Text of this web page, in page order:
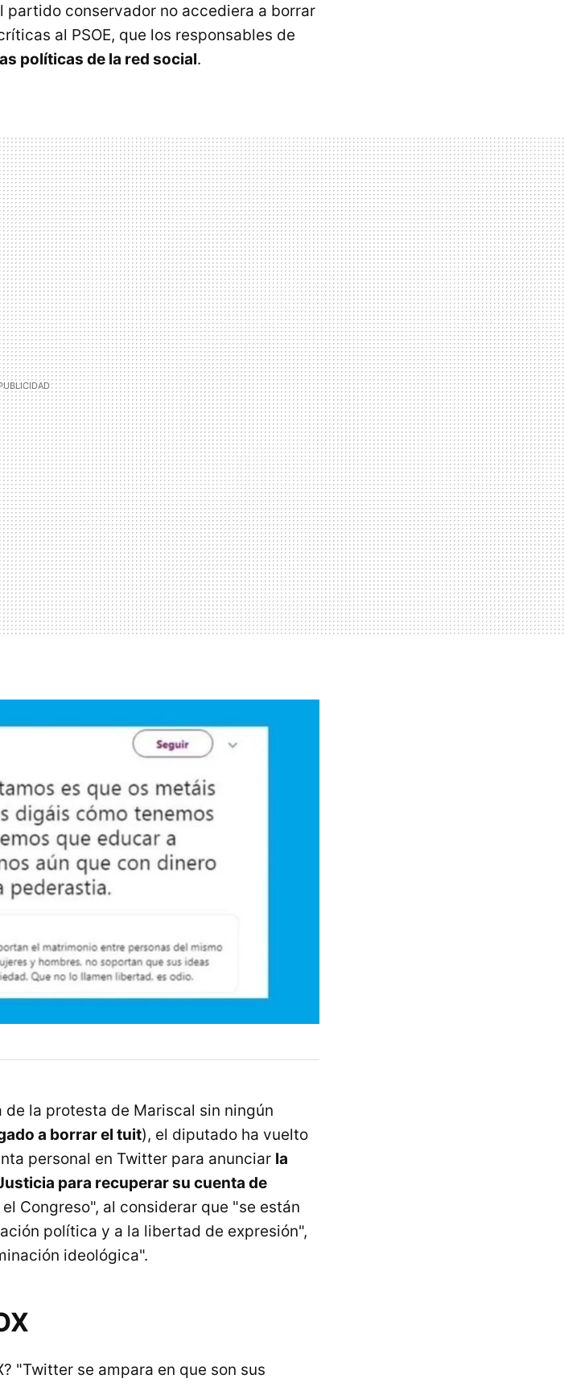
conservador no accediera a borrar
al PSOE, que los responsables de
políticas de la red social.
la protesta de Mariscal sin ningún
a borrar el tuit), el diputado ha vuelto
personal en Twitter para anunciar la
para recuperar su cuenta de
Congreso", al considerar que "se están
política y a la libertad de expresión",
ideológica".
"Twitter se ampara en que son sus